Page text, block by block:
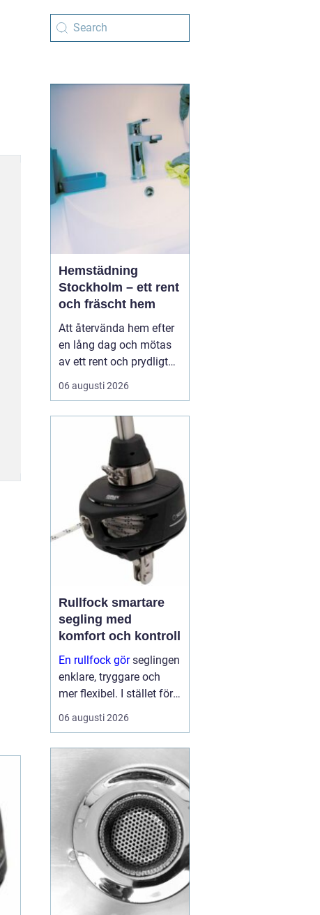
Hemstädning
Stockholm – ett rent
och fräscht hem
Att återvända hem efter
en lång dag och mötas
av ett rent och prydligt
hem är en känsla som
många av oss strävar
som Stockholm, där tid
är en värdefull resurs,
kan det...
06 augusti 2026
Rullfock smartare
segling med
komfort och kontroll
En rullfock görseglingen
enklare, tryggare och
mer flexibel. I stället för
att byta försegel varje
gång vinden ökar eller
rulla in eller ut seglet
från sittbrunnen. På så
sätt ...
06 augusti 2026